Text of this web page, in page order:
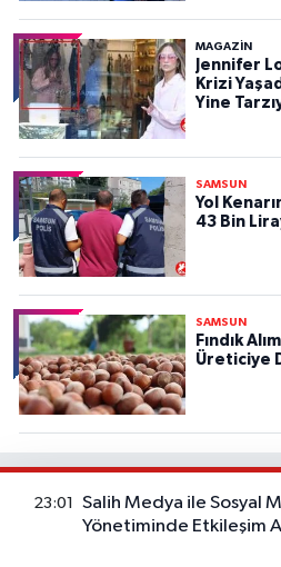
MAGAZİN
Jennifer
Krizi
Yine
SAMSUN
Yol
43 Bin
SAMSUN
Fındık
Üreticiye
Haber Gazetesi İçerik
23:01
Salih Medya ile Sosyal
Yönetiminde Etkileşim